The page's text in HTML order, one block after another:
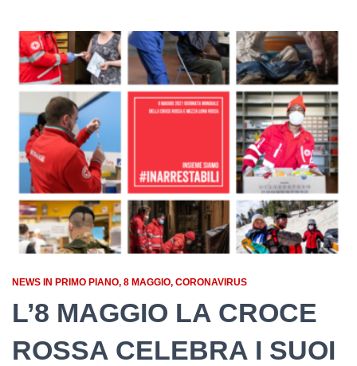
NEWS IN PRIMO PIANO 8 MAGGIO CORONAVIRUS
L’8 MAGGIO LA CROCE
ROSSA CELEBRA I SUOI